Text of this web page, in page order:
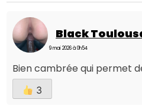
Black
9 mai 2026 à 0h54
Bien cambrée qui permet
3